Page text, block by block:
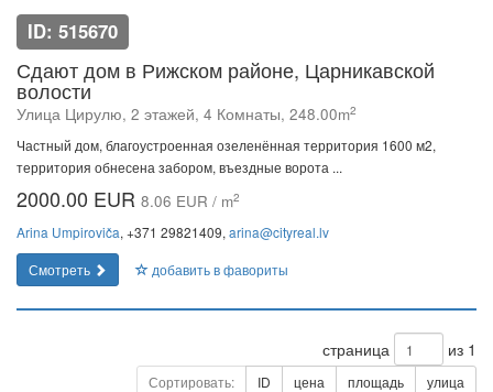
ID: 515670
Сдают дом в Рижском районе, Царникавской
волости
Улица Цирулю, 2 этажей, 4 Комнаты, 248.00m2
Частный дом, благоустроенная озеленённая территория 1600 м2,
территория обнесена забором, въездные ворота ...
2000.00 EUR 8.06 EUR / m2
Arina Umpiroviča, +371 29821409, arina@cityreal.lv
Смотреть
добавить в фавориты
страница из 1
Сортировать: ID цена площадь улица